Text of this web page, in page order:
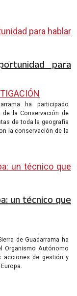
para
ha participado
de la Conservación de
de toda la geografía
la conservación de la
un técnico que
de Guadarrama ha
Organismo Autónomo
acciones de gestión y